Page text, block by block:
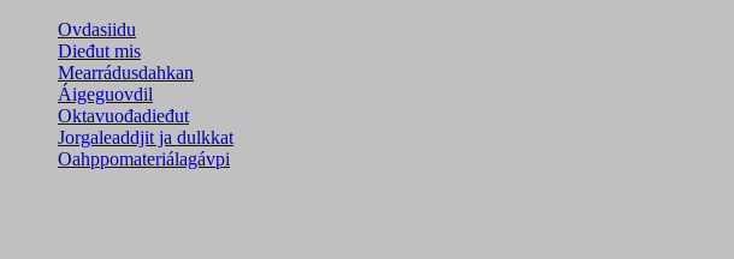
Ovdasiidu
Dieđut mis
Mearrádusdahkan
Áigeguovdil
Oktavuođadieđut
Jorgaleaddjit ja dulkkat
Oahppomateriálagávpi